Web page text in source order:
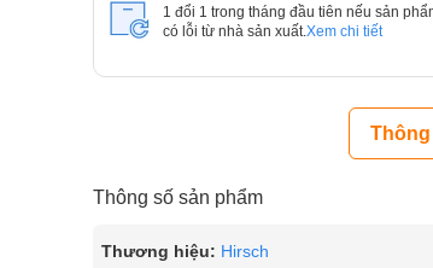
1 đổi 1 trong tháng đầu tiên nếu sản
có lỗi từ nhà sản xuất. Xem chi tiết
Thông số sản phẩm
Thương hiệu: Hirsch